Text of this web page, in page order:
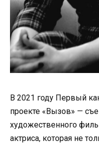
В 2021 году Первый
проекте «Вызов» —
художественного
актриса, которая не